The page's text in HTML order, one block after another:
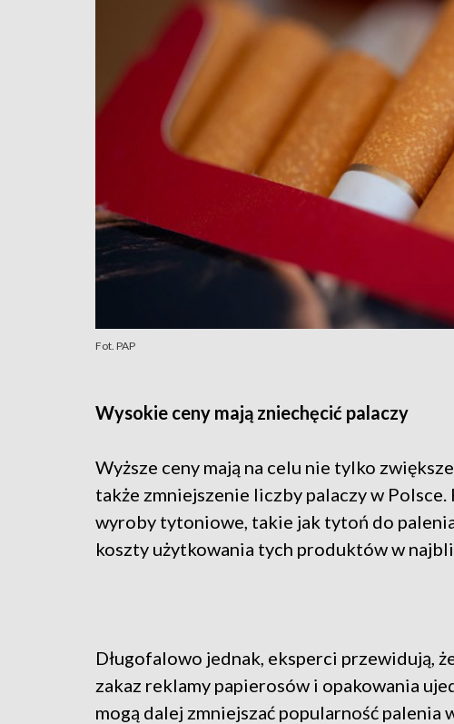
Fot. PAP
Wysokie ceny mają zniechęcić palaczy
Wyższe ceny mają na celu nie tylko
także zmniejszenie liczby palaczy w
wyroby tytoniowe, takie jak tytoń do
koszty użytkowania tych produktów w
Długofalowo jednak, eksperci przewidują,
zakaz reklamy papierosów i opakowania
mogą dalej zmniejszać popularność